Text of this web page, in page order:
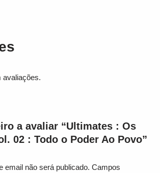
avaliações.
a avaliar “Ultimates : Os
02 : Todo o Poder Ao Povo”
email não será publicado. Campos